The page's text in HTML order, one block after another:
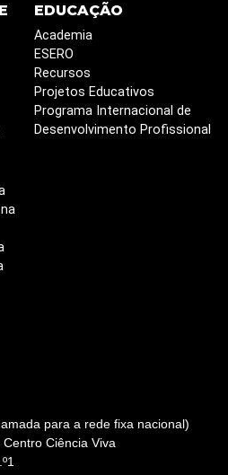
EDUCAÇÃO
Academia
ESERO
Recursos
Projetos Educativos
Programa Internacional de
Desenvolvimento Profissional
para a rede fixa nacional)
Ciência Viva